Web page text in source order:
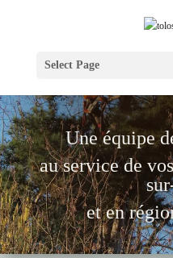
Select Page
Une équipe
au service de
et en